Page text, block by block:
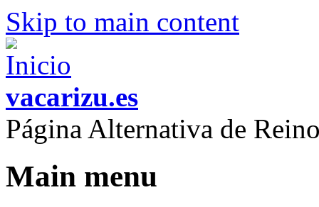
Skip to main content
vacarizu.es
Página Alternativa de
Main menu